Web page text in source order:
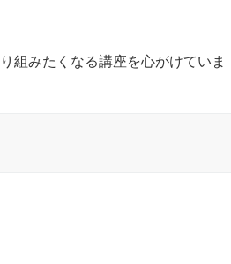
組みたくなる講座を心がけていま